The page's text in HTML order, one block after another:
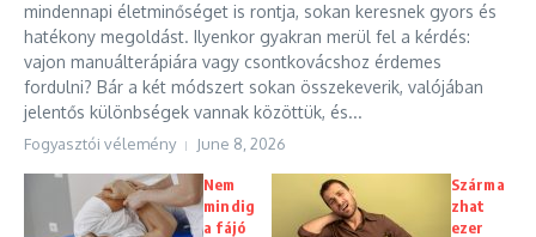
mindennapi életminőséget is rontja, sokan keresnek gyors és
hatékony megoldást. Ilyenkor gyakran merül fel a kérdés:
vajon manuálterápiára vagy csontkovácshoz érdemes
fordulni? Bár a két módszert sokan összekeverik, valójában
jelentős különbségek vannak közöttük, és...
Fogyasztói vélemény June 8, 2026
Nem
mindig
a fájó
Szárma
zhat
ezer